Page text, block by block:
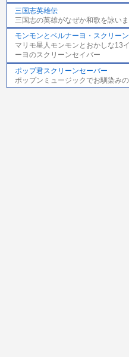
三国志英雄伝
三国志の英雄がなぜか和歌を詠い
モンモンとベルナーヨ・スクリー
マリモ星人モンモンとおかしな13
ーヨのスクリーンセイバー
ポップ君スクリーンセーバー
ポップンミュージックでお馴染み